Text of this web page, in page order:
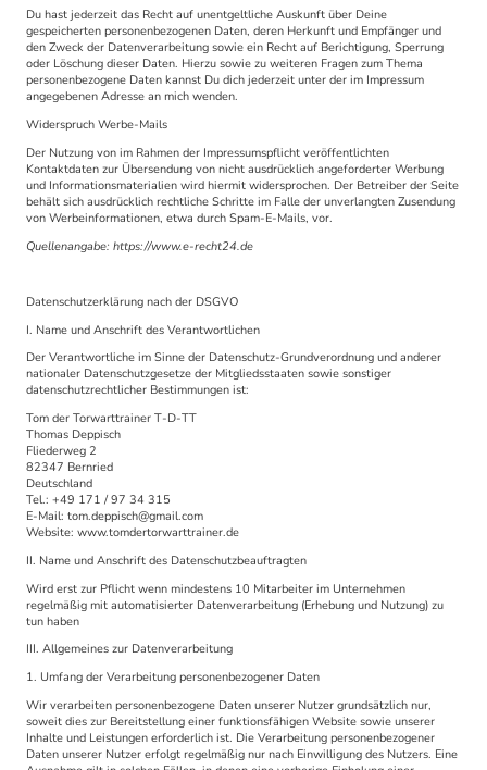
Du hast jederzeit das Recht auf unentgeltliche Auskunft über Deine
gespeicherten personenbezogenen Daten, deren Herkunft und Empfänger und
den Zweck der Datenverarbeitung sowie ein Recht auf Berichtigung, Sperrung
oder Löschung dieser Daten. Hierzu sowie zu weiteren Fragen zum Thema
personenbezogene Daten kannst Du dich jederzeit unter der im Impressum
angegebenen Adresse an mich wenden.
Widerspruch Werbe-Mails
Der Nutzung von im Rahmen der Impressumspflicht veröffentlichten
Kontaktdaten zur Übersendung von nicht ausdrücklich angeforderter Werbung
und Informationsmaterialien wird hiermit widersprochen. Der Betreiber der Seite
behält sich ausdrücklich rechtliche Schritte im Falle der unverlangten Zusendung
von Werbeinformationen, etwa durch Spam-E-Mails, vor.
Quellenangabe: https://www.e-recht24.de
Datenschutzerklärung nach der DSGVO
I. Name und Anschrift des Verantwortlichen
Der Verantwortliche im Sinne der Datenschutz-Grundverordnung und anderer
nationaler Datenschutzgesetze der Mitgliedsstaaten sowie sonstiger
datenschutzrechtlicher Bestimmungen ist:
Tom der Torwarttrainer T-D-TT
Thomas Deppisch
Fliederweg 2
82347 Bernried
Deutschland
Tel.: +49 171 / 97 34 315
E-Mail: tom.deppisch@gmail.com
Website: www.tomdertorwarttrainer.de
II. Name und Anschrift des Datenschutzbeauftragten
Wird erst zur Pflicht wenn mindestens 10 Mitarbeiter im Unternehmen
regelmäßig mit automatisierter Datenverarbeitung (Erhebung und Nutzung) zu
tun haben
III. Allgemeines zur Datenverarbeitung
1. Umfang der Verarbeitung personenbezogener Daten
Wir verarbeiten personenbezogene Daten unserer Nutzer grundsätzlich nur,
soweit dies zur Bereitstellung einer funktionsfähigen Website sowie unserer
Inhalte und Leistungen erforderlich ist. Die Verarbeitung personenbezogener
Daten unserer Nutzer erfolgt regelmäßig nur nach Einwilligung des Nutzers. Eine